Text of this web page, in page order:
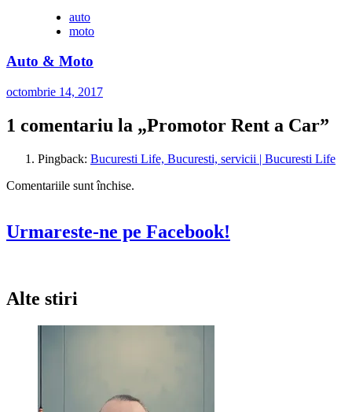
auto
moto
Auto & Moto
octombrie 14, 2017
1 comentariu la „Promotor Rent a Car”
Pingback: Bucuresti Life, Bucuresti, servicii | Bucuresti Life
Comentariile sunt închise.
Urmareste-ne pe Facebook!
Alte stiri